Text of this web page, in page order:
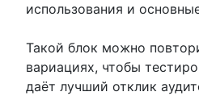
использования и
Такой блок можно
вариациях, чтобы
даёт лучший отклик